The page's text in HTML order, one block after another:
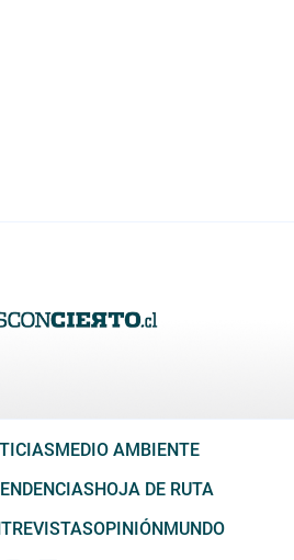
MEDIO AMBIENTE
HOJA DE RUTA
OPINIÓNMUNDO